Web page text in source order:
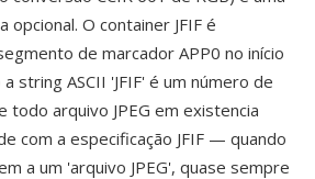
opcional. O container JFIF é
de marcador APP0 no início
string ASCII 'JFIF' é um número de
todo arquivo JPEG em existencia
com a especificação JFIF — quando
a um 'arquivo JPEG', quase sempre